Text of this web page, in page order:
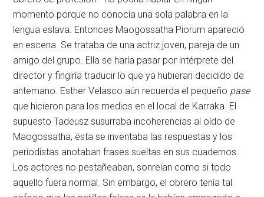
momento porque no conocía una sola palabra en la
lengua eslava. Entonces Maogossatha Piorum apareció
en escena. Se trataba de una actriz joven, pareja de un
amigo del grupo. Ella se haría pasar por intérprete del
director y fingiría traducir lo que ya hubieran decidido de
antemano. Esther Velasco aún recuerda el pequeño pase
que hicieron para los medios en el local de Karraka. El
supuesto Tadeusz susurraba incoherencias al oído de
Maogossatha, ésta se inventaba las respuestas y los
periodistas anotaban frases sueltas en sus cuadernos.
Los actores no pestañeaban, sonreían como si todo
aquello fuera normal. Sin embargo, el obrero tenía tal